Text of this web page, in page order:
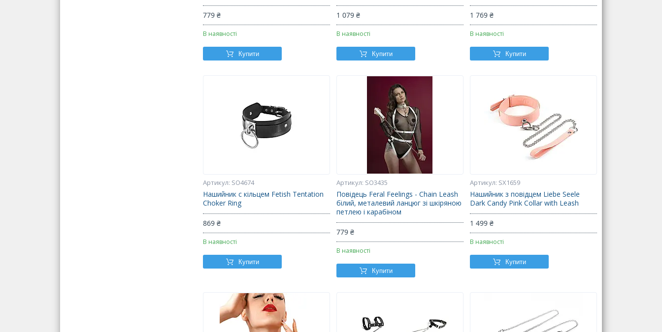
779 ₴
В наявності
Купити
1 079 ₴
В наявності
Купити
1 769 ₴
В наявності
Купити
SO4674
Нашийник c кільцем Fetish Tentation
Choker Ring
869 ₴
В наявності
Купити
SO3435
Повідець Feral Feelings - Chain Leash
білий, металевий ланцюг зі шкіряною
петлею і карабіном
779 ₴
В наявності
Купити
SX1659
Нашийник з повідцем Liebe Seele
Dark Candy Pink Collar with Leash
1 499 ₴
В наявності
Купити